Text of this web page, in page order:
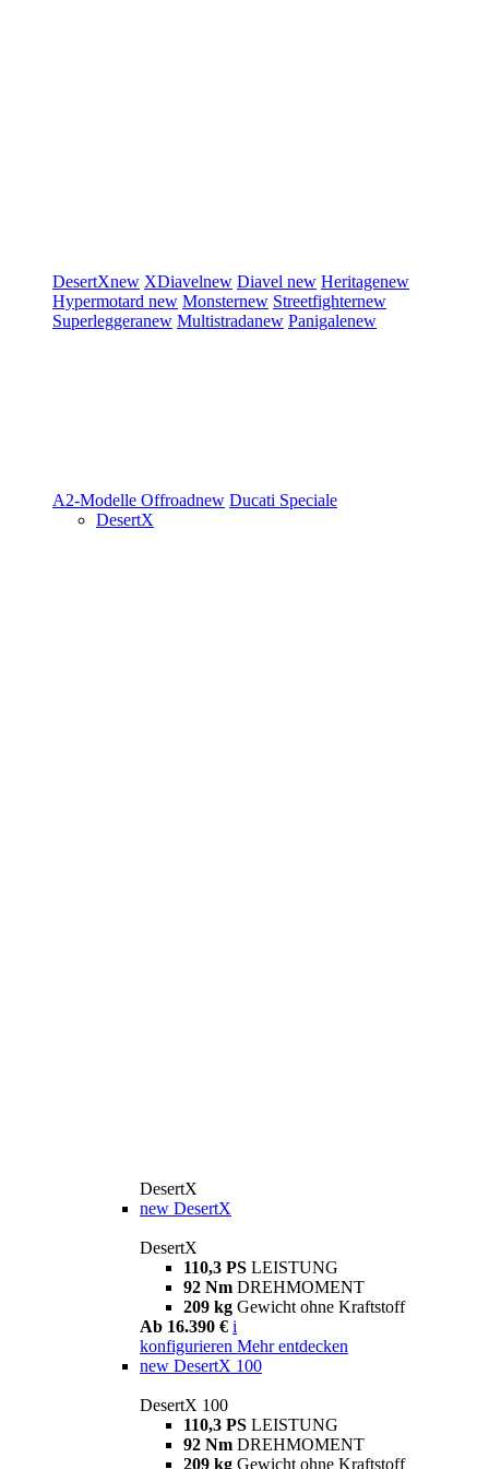
DesertXnew XDiavelnew Diavel new Heritagenew
Hypermotard new Monsternew Streetfighternew
Superleggeranew Multistradanew Panigalenew
A2-Modelle Offroadnew Ducati Speciale
DesertX
DesertX
new DesertX
DesertX
110,3 PS LEISTUNG
92 Nm DREHMOMENT
209 kg Gewicht ohne Kraftstoff
Ab 16.390 € i
konfigurieren Mehr entdecken
new DesertX 100
DesertX 100
110,3 PS LEISTUNG
92 Nm DREHMOMENT
209 kg Gewicht ohne Kraftstoff